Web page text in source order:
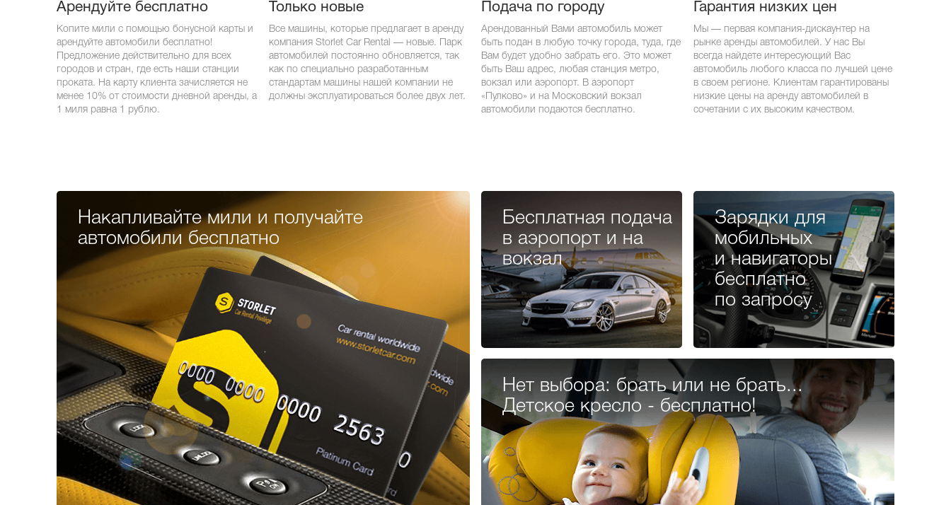
Арендуйте бесплатно
Копите мили с помощью бонусной карты и
арендуйте автомобили бесплатно!
Предложение действительно для всех
городов и стран, где есть наши станции
проката. На карту клиента зачисляется не
менее 10% от стоимости дневной аренды, а
1 миля равна 1 рублю.
Только новые
Все машины, которые предлагает в аренду
компания Storlet Car Rental — новые. Парк
автомобилей постоянно обновляется, так
как по специально разработанным
стандартам машины нашей компании не
должны эксплуатироваться более двух лет.
Подача по городу
Арендованный Вами автомобиль может
быть подан в любую точку города, туда, где
Вам будет удобно забрать его. Это может
быть Ваш адрес, любая станция метро,
вокзал или аэропорт. В аэропорт
«Пулково» и на Московский вокзал
автомобили подаются бесплатно.
Гарантия низких цен
Мы — первая компания-дискаунтер на
рынке аренды автомобилей. У нас Вы
всегда найдете интересующий Вас
автомобиль любого класса по лучшей цене
в своем регионе. Клиентам гарантированы
низкие цены на аренду автомобилей в
сочетании с их высоким качеством.
Накапливайте мили и получайте
автомобили бесплатно
Бесплатная подача
в аэропорт и на
вокзал
Зарядки для
мобильных
и навигаторы
бесплатно
по запросу
Нет выбора: брать или не брать...
Детское кресло - бесплатно!